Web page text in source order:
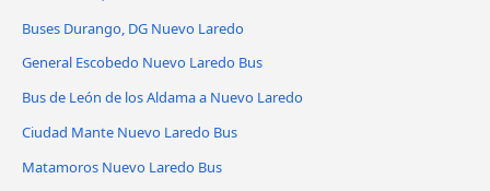
Buses Durango, DG Nuevo Laredo
General Escobedo Nuevo Laredo Bus
Bus de León de los Aldama a Nuevo Laredo
Ciudad Mante Nuevo Laredo Bus
Matamoros Nuevo Laredo Bus